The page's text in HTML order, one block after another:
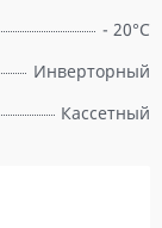
- 20°C
Инверторный
Кассетный